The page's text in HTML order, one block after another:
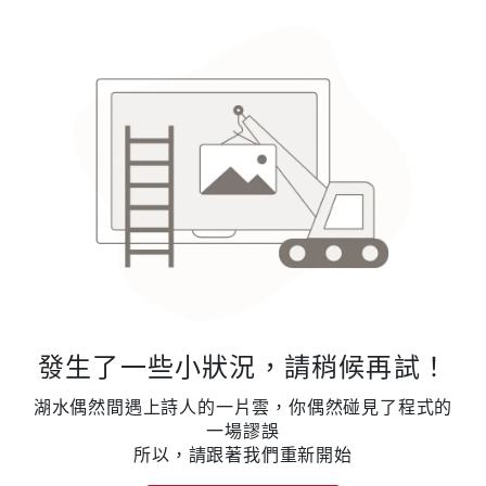
發生了一些小狀況，請稍候再試！
湖水偶然間遇上詩人的一片雲，你偶然碰見了程式的
一場謬誤
所以，請跟著我們重新開始